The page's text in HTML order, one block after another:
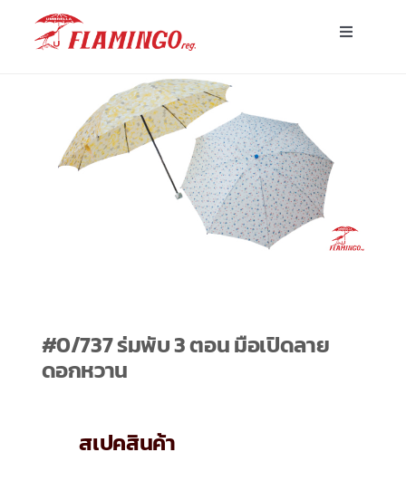
Toggle
ร่มพร้อมส่ง
บทความ
เกี่ยวกับเรา
#0/737 ร่มพับ 3 ตอน มือเปิดลาย
ดอกหวาน
สเปคสินค้า